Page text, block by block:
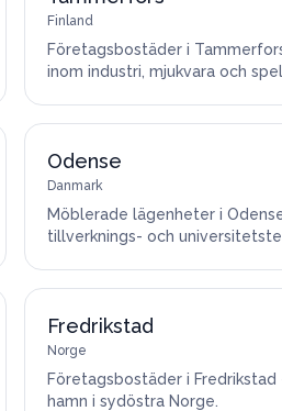
Finland
Företagsbostäder i
inom industri, mjukvara och
Odense
Danmark
Möblerade lägenheter i
tillverknings- och
Fredrikstad
Norge
Företagsbostäder i Fredrikstad
hamn i sydöstra Norge.